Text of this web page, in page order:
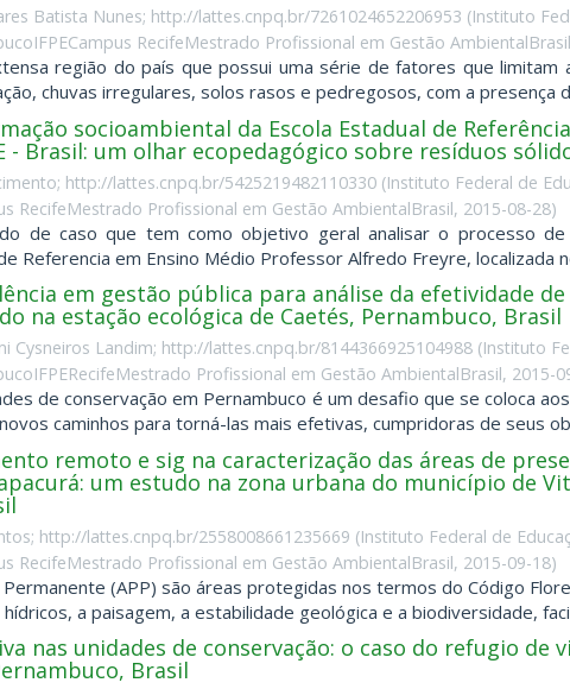
Batista Nunes; http://lattes.cnpq.br/7261024652206953 (Instituto
RecifeMestrado Profissional em Gestão AmbientalBrasil
região do país que possui uma série de fatores que limitam
chuvas irregulares, solos rasos e pedregosos, com a presença
socioambiental da Escola Estadual de
- Brasil: um olhar ecopedagógico sobre resíduos
http://lattes.cnpq.br/5425219482110330 (Instituto Federal de
RecifeMestrado Profissional em Gestão AmbientalBrasil, 2015-08-28)
de caso que tem como objetivo geral analisar o processo de
Referencia em Ensino Médio Professor Alfredo Freyre, localizada
em gestão pública para análise da efetividade
na estação ecológica de Caetés, Pernambuco, Brasil
Cysneiros Landim; http://lattes.cnpq.br/8144366925104988 (Instituto
Profissional em Gestão AmbientalBrasil, 2015-
de conservação em Pernambuco é um desafio que se coloca
caminhos para torná-las mais efetivas, cumpridoras de seus
remoto e sig na caracterização das áreas de
um estudo na zona urbana do município de
http://lattes.cnpq.br/2558008661235669 (Instituto Federal de
RecifeMestrado Profissional em Gestão AmbientalBrasil, 2015-09-18)
(APP) são áreas protegidas nos termos do Código
a paisagem, a estabilidade geológica e a biodiversidade,
nas unidades de conservação: o caso do refugio de
Brasil